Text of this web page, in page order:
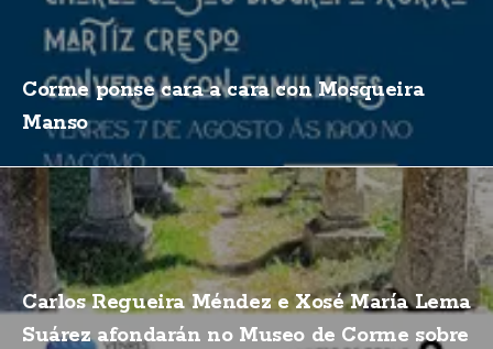
Corme ponse cara a cara con Mosqueira
Manso
Carlos Regueira Méndez e Xosé María Lema
Suárez afondarán no Museo de Corme sobre